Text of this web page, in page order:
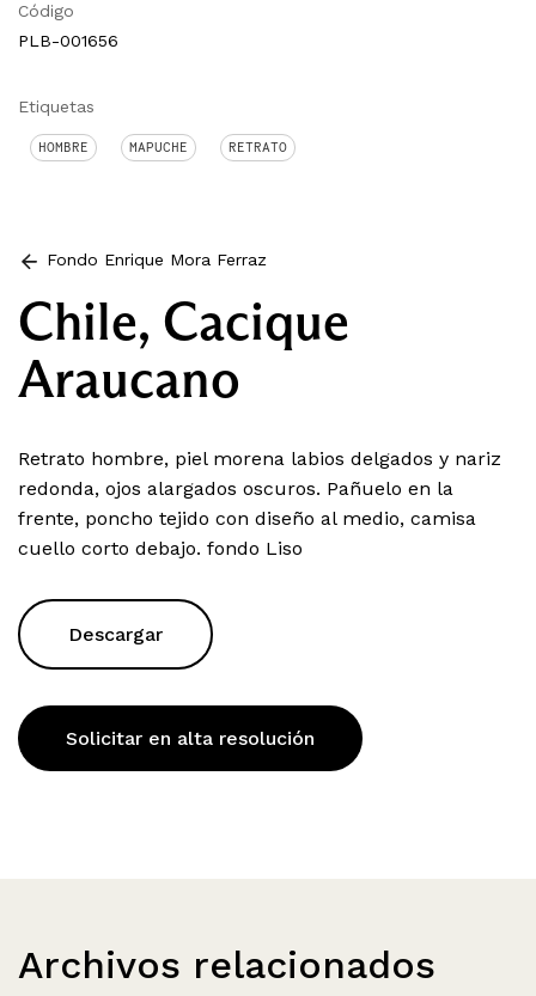
Código
PLB-001656
Etiquetas
HOMBRE MAPUCHE RETRATO
Fondo Enrique Mora Ferraz
Chile, Cacique
Araucano
Retrato hombre, piel morena labios delgados y nariz
redonda, ojos alargados oscuros. Pañuelo en la
frente, poncho tejido con diseño al medio, camisa
cuello corto debajo. fondo Liso
Descargar
Solicitar en alta resolución
Archivos relacionados